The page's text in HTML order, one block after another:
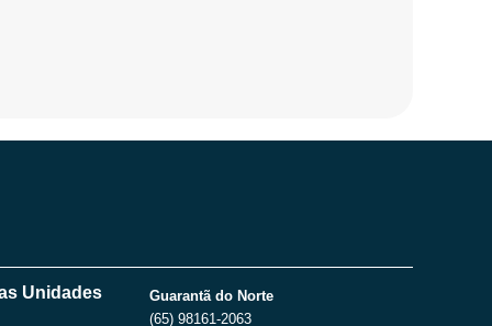
Unidades
Guarantã do Norte
(65) 98161-2063